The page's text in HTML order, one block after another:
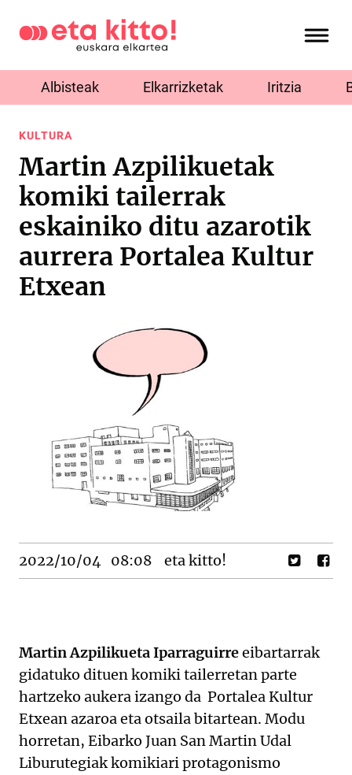
Albisteak Elkarrizketak Iritzia
KULTURA
Martin Azpilikuetak
komiki tailerrak
eskainiko ditu azarotik
aurrera Portalea Kultur
Etxean
2022/10/04 08:08 eta kitto!
Martin Azpilikueta Iparraguirreeibartarrak
gidatuko dituen komiki tailerretan parte
hartzeko aukera izango da Portalea Kultur
Etxean azaroa eta otsaila bitartean. Modu
horretan, Eibarko Juan San Martin Udal
Liburutegiak komikiari protagonismo